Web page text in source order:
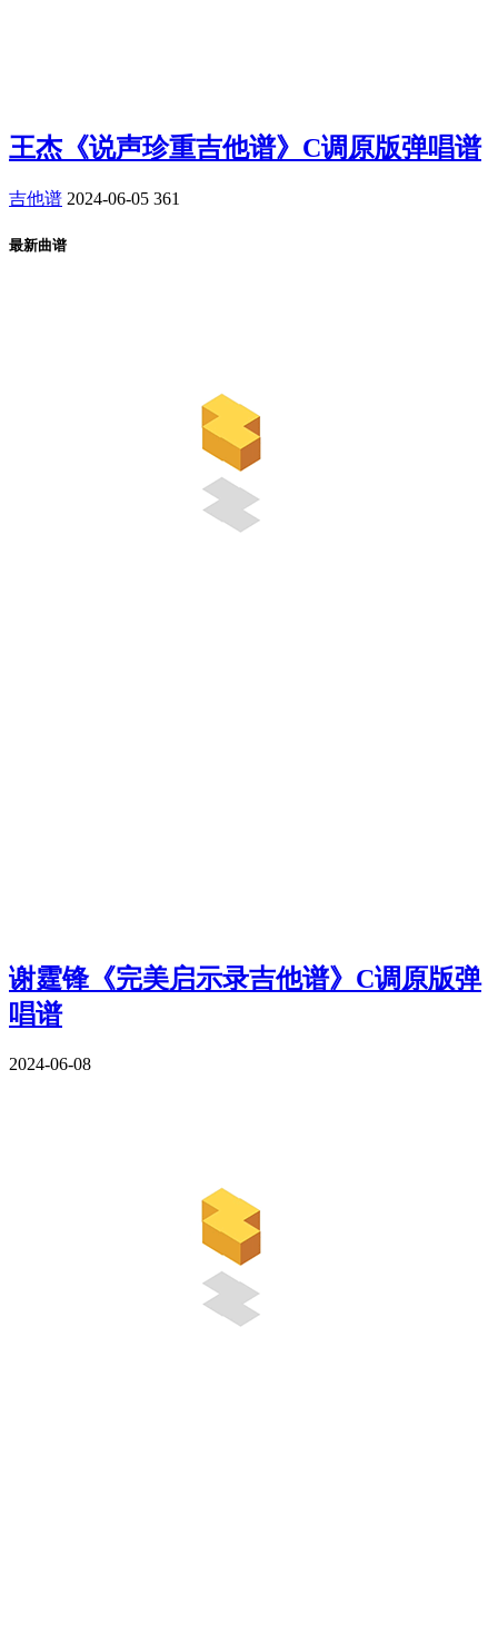
王杰《说声珍重吉他谱》C调原版弹唱谱
吉他谱 2024-06-05 361
最新曲谱
谢霆锋《完美启示录吉他谱》C调原版弹
唱谱
2024-06-08